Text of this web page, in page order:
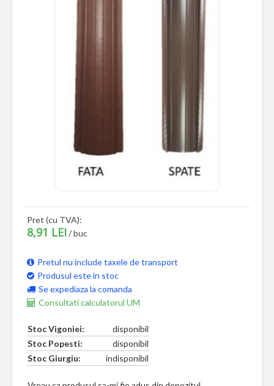
Pret (cu TVA):
8,91 LEI/ buc
Pretul nu include taxele de transport
Produsul este in stoc
Se expediaza la comanda
Consultati calculatorul UM
Stoc Vigoniei:
disponibil
Stoc Popesti:
disponibil
Stoc Giurgiu:
indisponibil